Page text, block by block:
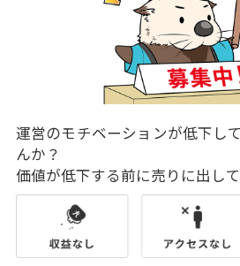
運営のモチベーションが低下し
んか？
価値が低下する前に売りに出し